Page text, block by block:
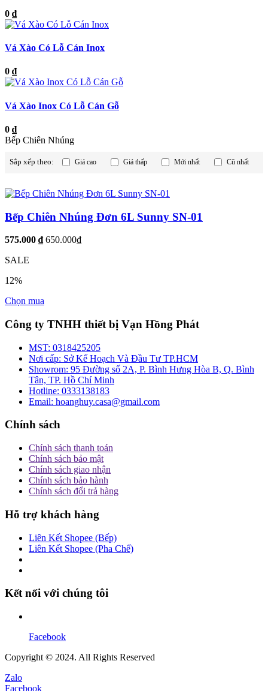
0 ₫
Vá Xào Có Lỗ Cán Inox
0 ₫
Vá Xào Inox Có Lỗ Cán Gỗ
0 ₫
Bếp Chiên Nhúng
Sắp xếp theo: Giá cao Giá thấp Mới nhất Cũ nhất
Bếp Chiên Nhúng Đơn 6L Sunny SN-01
575.000 ₫ 650.000₫
SALE
12%
Chọn mua
Công ty TNHH thiết bị Vạn Hồng Phát
MST: 0318425205
Nơi cấp: Sở Kế Hoạch Và Đầu Tư TP.HCM
Showrom: 95 Đường số 2A, P. Bình Hưng Hòa B, Q. Bình
Tân, TP. Hồ Chí Minh
Hotline: 0333138183
Email: hoanghuy.casa@gmail.com
Chính sách
Chính sách thanh toán
Chính sách bảo mật
Chính sách giao nhận
Chính sách bảo hành
Chính sách đổi trả hàng
Hỗ trợ khách hàng
Liên Kết Shopee (Bếp)
Liên Kết Shopee (Pha Chế)
Kết nối với chúng tôi
Facebook
Copyright © 2024. All Rights Reserved
Zalo
Facebook